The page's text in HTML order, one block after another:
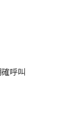
呼叫